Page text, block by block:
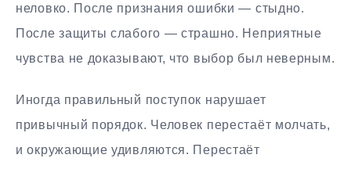
неловко. После признания ошибки — стыдно.
После защиты слабого — страшно. Неприятные
чувства не доказывают, что выбор был неверным.
Иногда правильный поступок нарушает
привычный порядок. Человек перестаёт молчать,
и окружающие удивляются. Перестаёт